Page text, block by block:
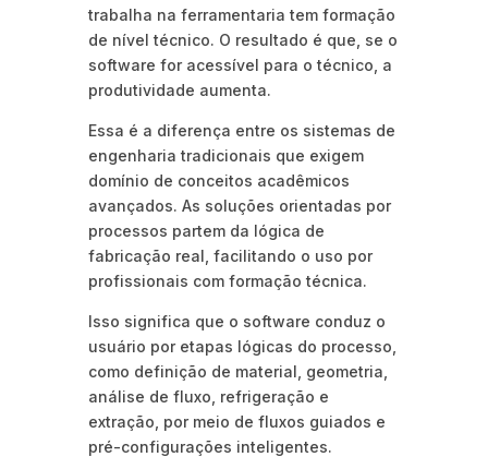
trabalha na ferramentaria tem formação
de nível técnico. O resultado é que, se o
software for acessível para o técnico, a
produtividade aumenta.
Essa é a diferença entre os sistemas de
engenharia tradicionais que exigem
domínio de conceitos acadêmicos
avançados. As soluções orientadas por
processos partem da lógica de
fabricação real, facilitando o uso por
profissionais com formação técnica.
Isso significa que o software conduz o
usuário por etapas lógicas do processo,
como definição de material, geometria,
análise de fluxo, refrigeração e
extração, por meio de fluxos guiados e
pré-configurações inteligentes.